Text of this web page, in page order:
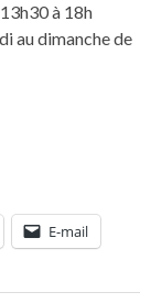
à 18h
au dimanche de
E-mail